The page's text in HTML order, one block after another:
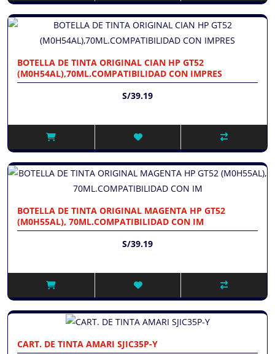
BOTELLA DE TINTA ORIGINAL CIAN HP GT52
(M0H54AL),70ML.COMPATIBILIDAD CON IMPRES
S/39.19
BOTELLA DE TINTA ORIGINAL MAGENTA HP GT52
(M0H55AL), 70ML.COMPATIBILIDAD CON IM
S/39.19
CART. DE TINTA AMARI SJIC35P-Y